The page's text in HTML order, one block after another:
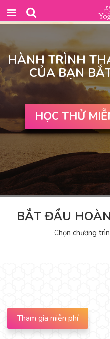
HÀNH TRÌNH
CỦA BẠN
HỌC THỬ
BẮT ĐẦU
Chọn chương
Tham gia miễn phí